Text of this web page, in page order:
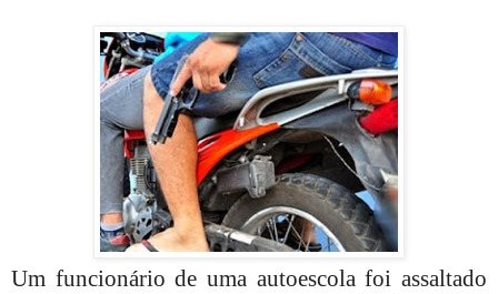
Um funcionário de uma autoescola foi assaltado